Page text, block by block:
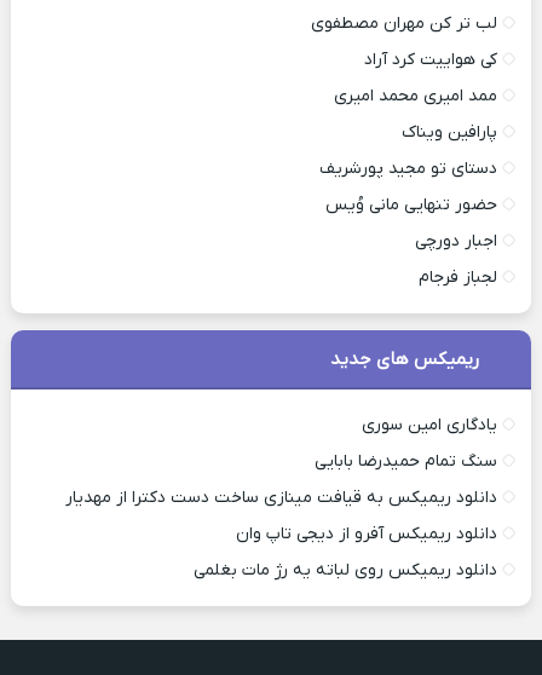
لب تر کن مهران مصطفوی
کی هواییت کرد آراد
ممد امیری محمد امیری
پارافین ویناک
دستای تو مجید پورشریف
حضور تنهایی مانی وُیس
اجبار دورچی
لجباز فرجام
ریمیکس های جدید
یادگاری امین سوری
سنگ تمام حمیدرضا بابایی
دانلود ریمیکس به قیافت مینازی ساخت دست دکترا از مهدیار
دانلود ریمیکس آفرو از ديجی تاپ وان
دانلود ریمیکس روی لباته یه رژ مات بغلمی